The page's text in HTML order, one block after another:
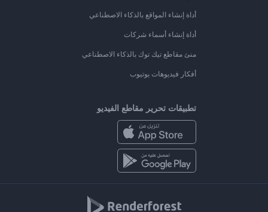
أداة إنشاء المواقع بالذكاء الاصطناعي
أداة إنشاء أسماء شركات
منئ مقاطع تيك توك بالذكاء الاصطناعي
أفكار فيديوهات يوتيوب
تطبيقات تحرير مقاطع الفيديو